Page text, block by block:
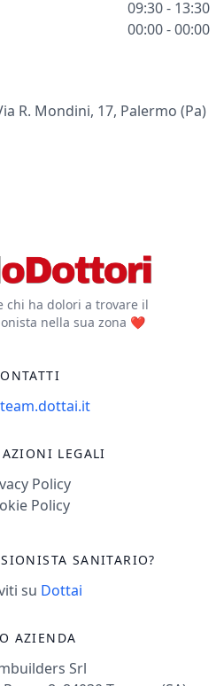
09:30 - 13:30
00:00 - 00:00
R. Mondini, 17, Palermo (pa)
chi ha dolori a trovare il
nella sua zona ❤️
LEGALI
Policy
Policy
SANITARIO?
su Dottai
AZIENDA
Srl